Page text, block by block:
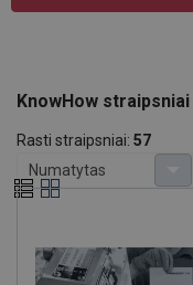
KnowHow straipsniai
Rasti straipsniai: 57
Numatytas